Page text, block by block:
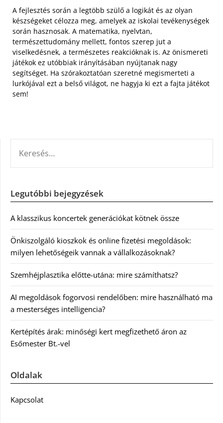
A fejlesztés során a legtöbb szülő a logikát és az olyan
készségeket célozza meg, amelyek az iskolai tevékenységek
során hasznosak. A matematika, nyelvtan,
természettudomány mellett, fontos szerep jut a
viselkedésnek, a természetes reakcióknak is. Az önismereti
játékok ez utóbbiak irányításában nyújtanak nagy
segítséget. Ha szórakoztatóan szeretné megismerteti a
lurkójával ezt a belső világot, ne hagyja ki ezt a fajta játékot
sem!
Legutóbbi bejegyzések
A klasszikus koncertek generációkat kötnek össze
Önkiszolgáló kioszkok és online fizetési megoldások:
milyen lehetőségeik vannak a vállalkozásoknak?
Szemhéjplasztika előtte-utána: mire számíthatsz?
AI megoldások fogorvosi rendelőben: mire használható ma
a mesterséges intelligencia?
Kertépítés árak: minőségi kert megfizethető áron az
Esőmester Bt.-vel
Oldalak
Kapcsolat